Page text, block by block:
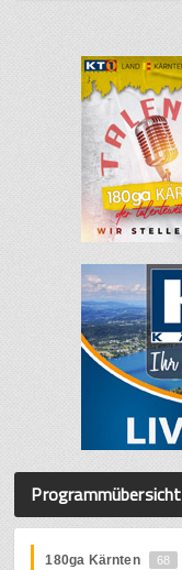
Programmübersicht
180ga Kärnten 68